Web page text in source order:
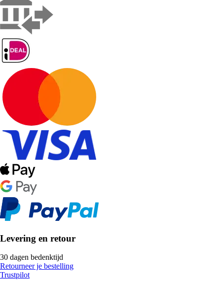
Levering en retour
30 dagen bedenktijd
Retourneer je bestelling
Trustpilot